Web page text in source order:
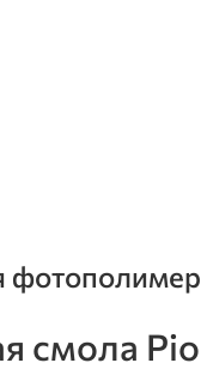
смола